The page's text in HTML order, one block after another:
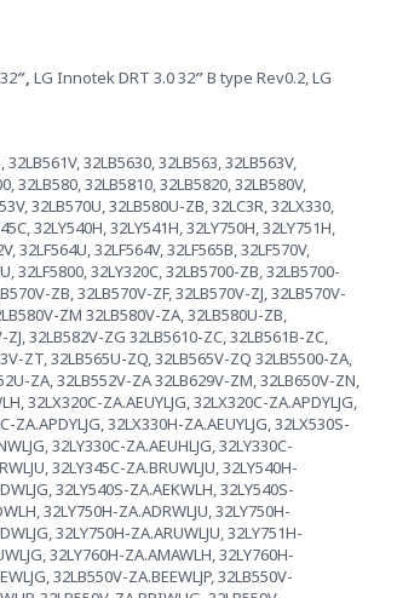
″, LG Innotek DRT 3.0 32″B type Rev0.2, LG
32LB5630, 32LB563, 32LB563V,
32LB580, 32LB5810, 32LB5820, 32LB580V,
32LB570U, 32LB580U-ZB, 32LC3R, 32LX330,
32LY540H, 32LY541H, 32LY750H, 32LY751H,
32LF564U, 32LF564V, 32LF565B, 32LF570V,
32LF5800, 32LY320C, 32LB5700-ZB, 32LB5700-
ZB, 32LB570V-ZF, 32LB570V-ZJ, 32LB570V-
ZM 32LB580V-ZA, 32LB580U-ZB,
32LB582V-ZG 32LB5610-ZC, 32LB561B-ZC,
ZT, 32LB565U-ZQ, 32LB565V-ZQ 32LB5500-ZA,
ZA, 32LB552V-ZA 32LB629V-ZM, 32LB650V-ZN,
32LX320C-ZA.AEUYLJG, 32LX320C-ZA.APDYLJG,
ZA.APDYLJG, 32LX330H-ZA.AEUYLJG, 32LX530S-
32LY330C-ZA.AEUHLJG, 32LY330C-
32LY345C-ZA.BRUWLJU, 32LY540H-
32LY540S-ZA.AEKWLH, 32LY540S-
32LY750H-ZA.ADRWLJU, 32LY750H-
32LY750H-ZA.ARUWLJU, 32LY751H-
32LY760H-ZA.AMAWLH, 32LY760H-
32LB550V-ZA.BEEWLJP, 32LB550V-